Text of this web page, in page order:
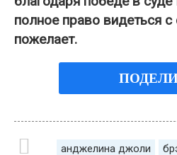
полное право видеться
пожелает.
анджелина джоли